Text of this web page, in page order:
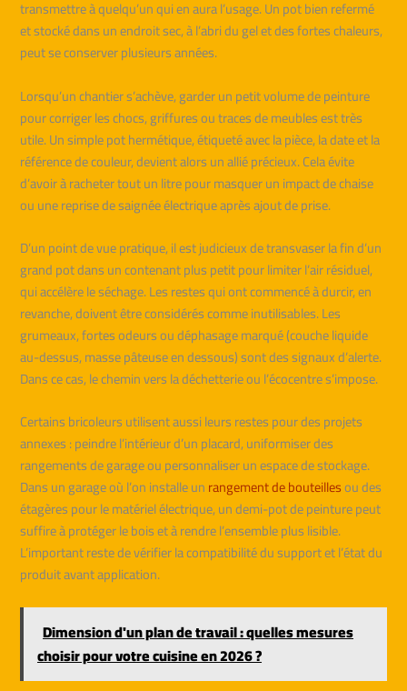
transmettre à quelqu’un qui en aura l’usage. Un pot bien refermé
et stocké dans un endroit sec, à l’abri du gel et des fortes chaleurs,
peut se conserver plusieurs années.
Lorsqu’un chantier s’achève, garder un petit volume de peinture
pour corriger les chocs, griffures ou traces de meubles est très
utile. Un simple pot hermétique, étiqueté avec la pièce, la date et la
référence de couleur, devient alors un allié précieux. Cela évite
d’avoir à racheter tout un litre pour masquer un impact de chaise
ou une reprise de saignée électrique après ajout de prise.
D’un point de vue pratique, il est judicieux de transvaser la fin d’un
grand pot dans un contenant plus petit pour limiter l’air résiduel,
qui accélère le séchage. Les restes qui ont commencé à durcir, en
revanche, doivent être considérés comme inutilisables. Les
grumeaux, fortes odeurs ou déphasage marqué (couche liquide
au-dessus, masse pâteuse en dessous) sont des signaux d’alerte.
Dans ce cas, le chemin vers la déchetterie ou l’écocentre s’impose.
Certains bricoleurs utilisent aussi leurs restes pour des projets
annexes : peindre l’intérieur d’un placard, uniformiser des
rangements de garage ou personnaliser un espace de stockage.
Dans un garage où l’on installe unrangement de bouteillesou des
étagères pour le matériel électrique, un demi-pot de peinture peut
suffire à protéger le bois et à rendre l’ensemble plus lisible.
L’important reste de vérifier la compatibilité du support et l’état du
produit avant application.
Dimension d'un plan de travail : quelles mesures
choisir pour votre cuisine en 2026 ?